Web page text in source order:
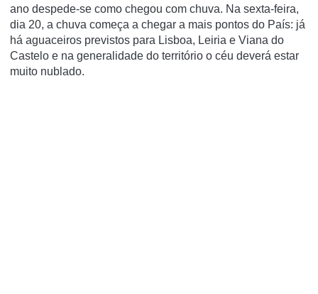
ano despede-se como chegou com chuva. Na sexta-feira,
dia 20, a chuva começa a chegar a mais pontos do País: já
há aguaceiros previstos para Lisboa, Leiria e Viana do
Castelo e na generalidade do território o céu deverá estar
muito nublado.